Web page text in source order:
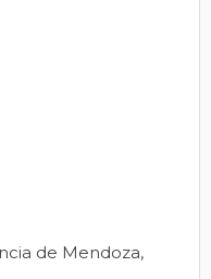
de Mendoza,